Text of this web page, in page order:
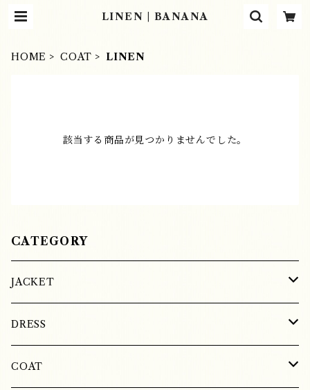
LINEN | BANANA
HOME COAT LINEN
該当する商品が見つかりませんでした。
CATEGORY
JACKET
SILK
COTTON
DRESS
SILK
COAT